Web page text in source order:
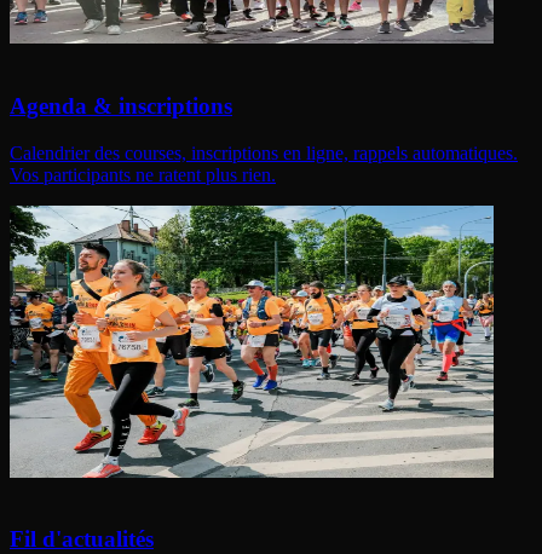
Agenda & inscriptions
Calendrier des courses, inscriptions en ligne, rappels automatiques.
Vos participants ne ratent plus rien.
Fil d'actualités